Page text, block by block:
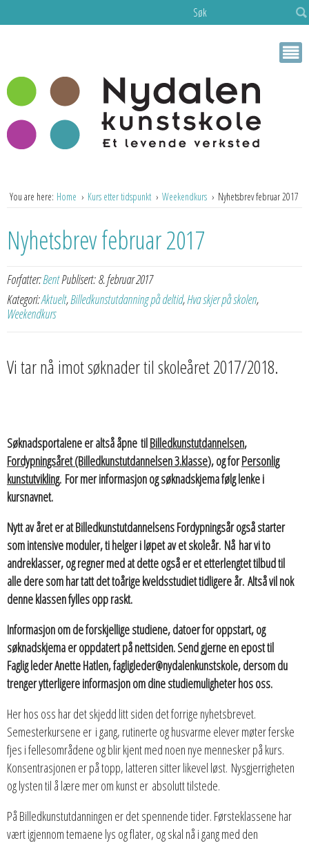
Søk
You are here: Home Kurs etter tidspunkt Weekendkurs Nyhetsbrev februar 2017
Nyhetsbrev februar 2017
Forfatter:BentPublisert: 8. februar 2017
Kategori:Aktuelt,Billedkunstutdanning på deltid,Hva skjer på skolen,
Weekendkurs
Vi tar nå imot søknader til skoleåret 2017/2018.
Søknadsportalene er altså åpne tilBilledkunstutdannelsen,
Fordypningsåret (Billedkunstutdannelsen 3.klasse), og forPersonlig
kunstutvikling. For mer informasjon og søknadskjema følg lenke i
kursnavnet.
Nytt av året er at Billedkunstutdannelsens Fordypningsår også starter
som intensive moduler, ti helger i løpet av et skoleår. Nå har vi to
andreklasser, og regner med at dette også er et etterlengtet tilbud til
alle dere som har tatt det toårige kveldsstudiet tidligere år. Altså vil nok
denne klassen fylles opp raskt.
Informasjon om de forskjellige studiene, datoer for oppstart, og
søknadskjema er oppdatert på nettsiden.Send gjerne en epost til
Faglig leder Anette Hatlen, fagligleder@nydalenkunstskole, dersom du
trenger ytterligere informasjon om dine studiemuligheter hos oss.
Her hos oss har det skjedd litt siden det forrige nyhetsbrevet.
Semesterkursene er i gang, rutinerte og husvarme elever møter ferske
fjes i fellesområdene og blir kjent med noen nye mennesker på kurs.
Konsentrasjonen er på topp, latteren sitter likevel løst. Nysgjerrigheten
og lysten til å lære mer om kunst er absolutt tilstede.
På Billedkunstutdanningen er det spennende tider. Førsteklassene har
vært igjennom temaene lys og flater, og skal nå i gang med den